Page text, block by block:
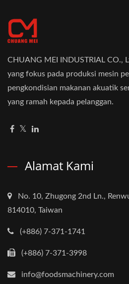
CHUANG MEI INDUSTRIAL CO.,
yang fokus pada produksi mesin
pengkondisian makanan akuatik
yang ramah kepada pelanggan.
Alamat Kami
No. 10, Zhugong 2nd Ln.,
814010, Taiwan
(+886) 7-371-1741
(+886) 7-371-3998
info@foodsmachinery.com